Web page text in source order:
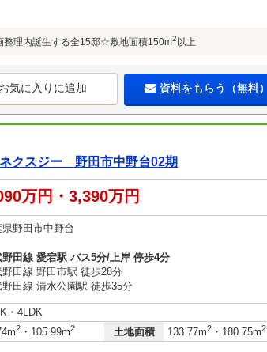
理内誕生する全15邸☆敷地面積150m2 以上
お気に入りに追加 資料をもらう（無料）
クスジー 野田市中野台02期
万円・3,390万円
県野田市中野台
野田線 愛宕駅 バス5分/上岸 停歩4分
野田線 野田市駅 徒歩28分
野田線 清水公園駅 徒歩35分
・4LDK
2 ・105.99m2 土地面積 133.77m2 ・180.75m2